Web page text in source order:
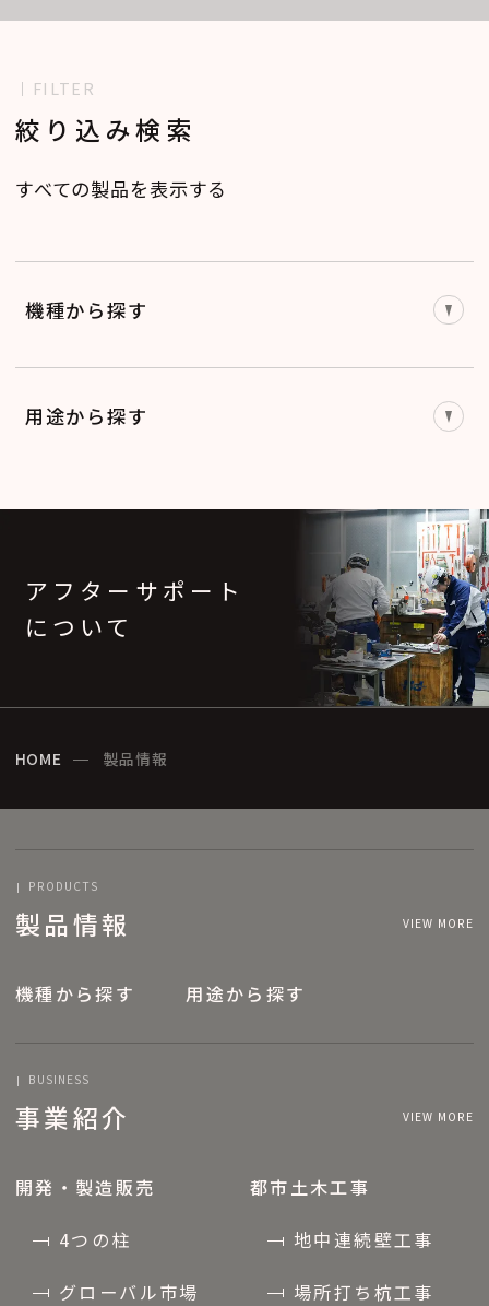
FILTER
絞り込み検索
すべての製品を表示する
機種から探す
用途から探す
アフターサポート
について
HOME 製品情報
PRODUCTS
製品情報 VIEW MORE
機種から探す 用途から探す
BUSINESS
事業紹介 VIEW MORE
開発・製造販売
4つの柱
グローバル市場
都市土木工事
地中連続壁工事
場所打ち杭工事